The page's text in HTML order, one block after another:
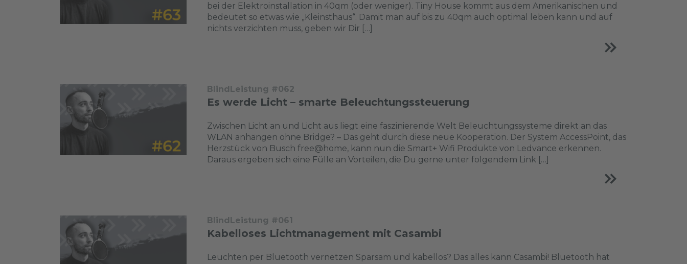
bei der Elektroinstallation in 40qm (oder weniger). Tiny House kommt aus dem Amerikanischen und
bedeutet so etwas wie „Kleinsthaus“. Damit man auf bis zu 40qm auch optimal leben kann und auf
nichts verzichten muss, geben wir Dir […]
BlindLeistung #062
Es werde Licht – smarte Beleuchtungssteuerung
Zwischen Licht an und Licht aus liegt eine faszinierende Welt Beleuchtungssysteme direkt an das
WLAN anhängen ohne Bridge? – Das geht durch diese neue Kooperation. Der System AccessPoint, das
Herzstück von Busch free@home, kann nun die Smart+ Wifi Produkte von Ledvance erkennen.
Daraus ergeben sich eine Fülle an Vorteilen, die Du gerne unter folgendem Link […]
BlindLeistung #061
Kabelloses Lichtmanagement mit Casambi
Leuchten per Bluetooth vernetzen Sparsam und kabellos? Das alles kann Casambi! Bluetooth hat